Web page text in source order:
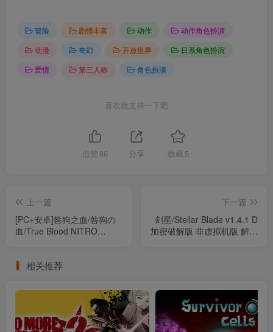
冒险 剧情丰富 动作
动作角色扮演
动漫
奇幻 开放世界
日系角色扮演
爱情
第三人称 角色扮演
喜欢就支持一下吧
点赞 86 分享 收藏 5
上一篇
[PC+安卓]咎狗之血/咎狗の
血/True Blood NITRO
下一篇
剑星/Stellar Blade v1.4.1 D
加密破解版 非虚拟机版 解压
相关推荐